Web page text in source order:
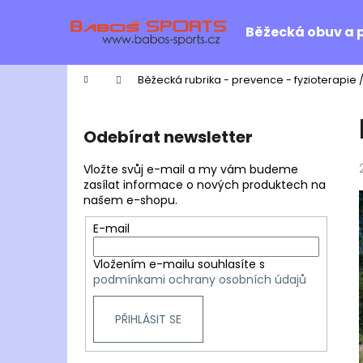
Běžecká obuv a
Domů Běžecká rubrika - prevence -
Odebírat newsletter
Vložte svůj e-mail a my vám budeme
zasílat informace o nových produktech na
našem e-shopu.
E-mail
Vložením e-mailu souhlasíte s
podmínkami ochrany osobních údajů
PŘIHLÁSIT SE
í
do
do